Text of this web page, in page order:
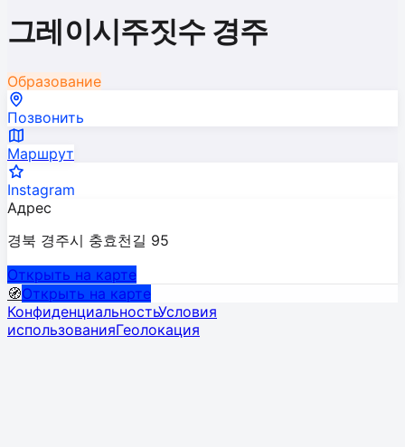
그레이시주짓수 경주
Образование
Позвонить
Маршрут
Instagram
Адрес
경북 경주시 충효천길 95
Открыть на карте
🧭Открыть на карте
КонфиденциальностьУсловия
использованияГеолокация